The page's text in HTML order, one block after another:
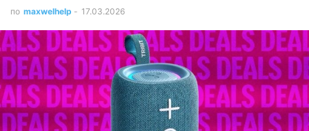
по maxwelhelp - 17.03.2026